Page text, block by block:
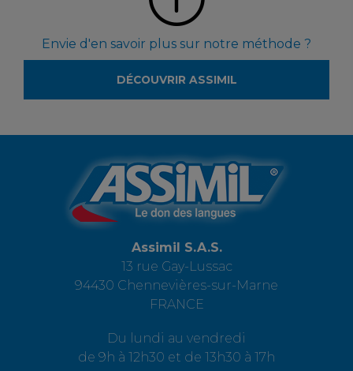
Envie d'en savoir plus sur notre méthode ?
DÉCOUVRIR ASSIMIL
Assimil S.A.S.
13 rue Gay-Lussac
94430 Chennevières-sur-Marne
FRANCE
Du lundi au vendredi
de 9h à 12h30 et de 13h30 à 17h